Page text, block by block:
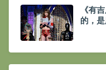
《有
的，